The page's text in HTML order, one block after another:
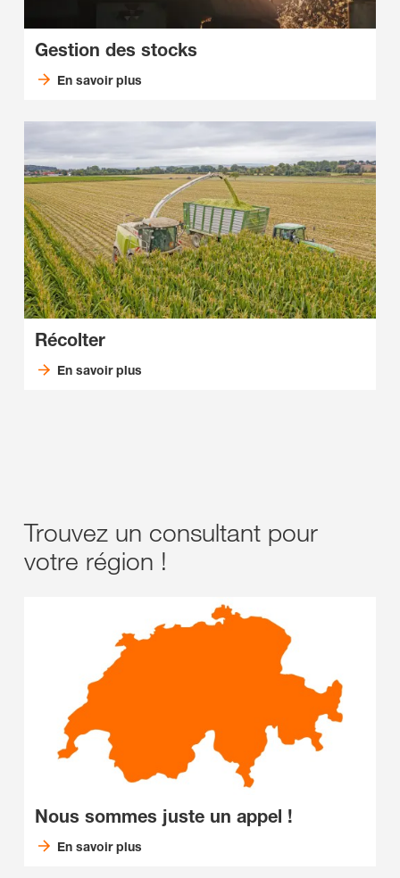
Gestion des stocks
En savoir plus
Récolter
En savoir plus
Trouvez un consultant pour
votre région !
Nous sommes juste un appel !
En savoir plus